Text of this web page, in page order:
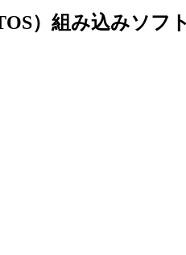
）組み込みソフ